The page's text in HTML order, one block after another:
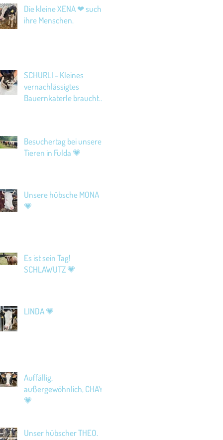
Die kleine XENA ❤ sucht
ihre Menschen.
SCHURLI - Kleines
vernachlässigtes
Bauernkaterle braucht
Besuchertag bei unseren
Tieren in Fulda 💗
Unsere hübsche MONA
💗
Es ist sein Tag!
SCHLAWUTZ 💗
LINDA 💗
Auffällig,
außergewöhnlich, CHAYA
💗
Unser hübscher THEO.